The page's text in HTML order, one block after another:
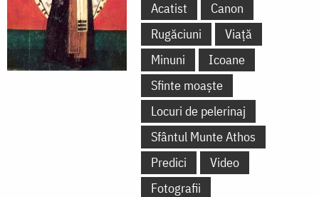
Acatist
Canon
Rugăciuni
Viață
Minuni
Icoane
Sfinte moaște
Locuri de pelerinaj
Sfântul Munte Athos
Predici
Video
Fotografii